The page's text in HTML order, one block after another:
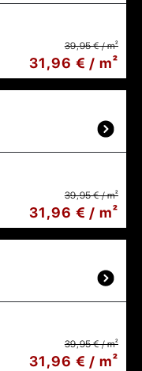
39,95 € / m²
31,96 € / m²
39,95 € / m²
31,96 € / m²
39,95 € / m²
31,96 € / m²